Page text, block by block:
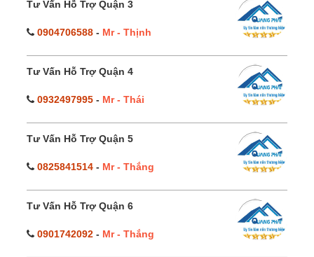
Tư Vấn Hỗ Trợ Quận 3
0904706588 - Mr - Thịnh
Tư Vấn Hỗ Trợ Quận 4
0932497995 - Mr - Thái
Tư Vấn Hỗ Trợ Quận 5
0825841514 - Mr - Thắng
Tư Vấn Hỗ Trợ Quận 6
0901742092 - Mr - Thắng